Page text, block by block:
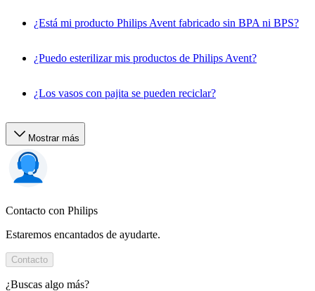
¿Está mi producto Philips Avent fabricado sin BPA ni BPS?
¿Puedo esterilizar mis productos de Philips Avent?
¿Los vasos con pajita se pueden reciclar?
Mostrar más
Contacto con Philips
Estaremos encantados de ayudarte.
Contacto
¿Buscas algo más?